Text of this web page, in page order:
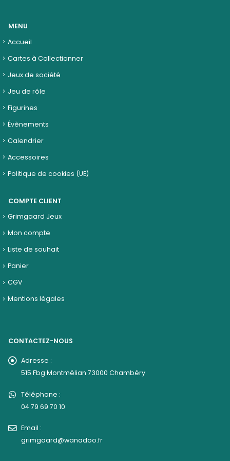
MENU
Accueil
Cartes à Collectionner
Jeux de société
Jeu de rôle
Figurines
Évènements
Calendrier
Accessoires
Politique de cookies (UE)
COMPTE CLIENT
Grimgaard Jeux
Mon compte
Liste de souhait
Panier
CGV
Mentions légales
CONTACTEZ-NOUS
Adresse :
515 Fbg Montmélian 73000 Chambéry
Téléphone :
04 79 69 70 10
Email :
grimgaard@wanadoo.fr